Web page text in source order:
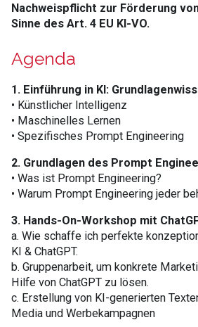
Nachweispflicht zur Förderung
Sinne des Art. 4 EU KI-VO.
Agenda
1. Einführung in KI:
• Künstlicher Intelligenz
• Maschinelles Lernen
• Spezifisches Prompt Engineering
2. Grundlagen des Prompt
• Was ist Prompt Engineering?
• Warum Prompt Engineering jeder
3. Hands-On-Workshop mit
a. Wie schaffe ich perfekte
KI & ChatGPT.
b. Gruppenarbeit, um konkrete
Hilfe von ChatGPT zu lösen.
c. Erstellung von KI-generierten
Media und Werbekampagnen